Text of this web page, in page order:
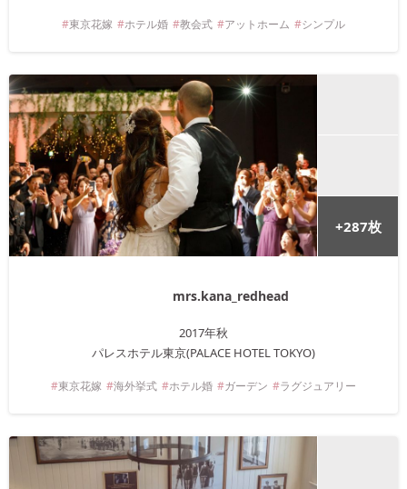
東京花嫁 ホテル婚 教会式 アットホーム シンプル
+287枚
mrs.kana_redhead
2017年秋
パレスホテル東京(PALACE HOTEL TOKYO)
東京花嫁 海外挙式 ホテル婚 ガーデン ラグジュアリー